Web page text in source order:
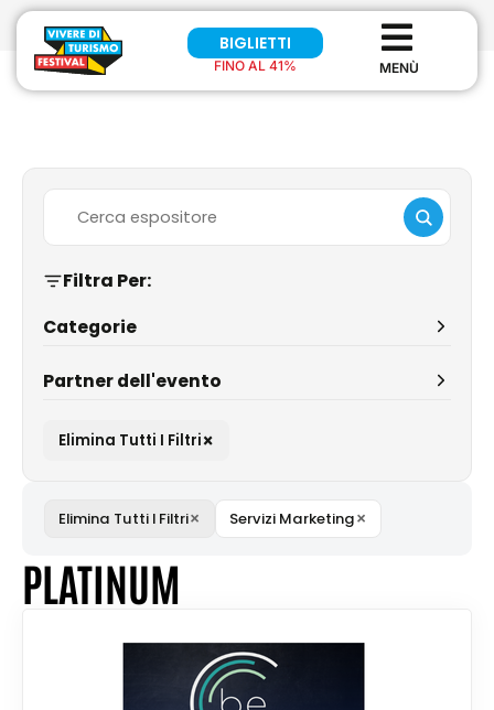
BIGLIETTI
FINO AL 41%
Filtra Per:
Categorie
Partner dell'evento
Elimina Tutti I Filtri×
Elimina Tutti I Filtri× Servizi Marketing×
PLATINUM